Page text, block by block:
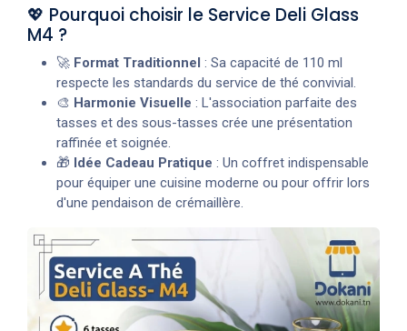
💖 Pourquoi choisir le Service Deli Glass
M4 ?
🚀 Format Traditionnel : Sa capacité de 110 ml
respecte les standards du service de thé convivial.
🎨 Harmonie Visuelle : L'association parfaite des
tasses et des sous-tasses crée une présentation
raffinée et soignée.
🎁 Idée Cadeau Pratique : Un coffret indispensable
pour équiper une cuisine moderne ou pour offrir lors
d'une pendaison de crémaillère.